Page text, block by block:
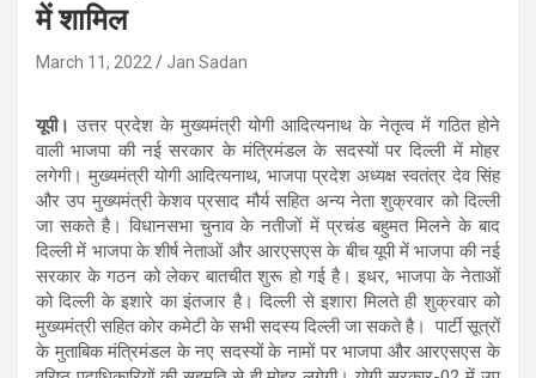
में शामिल
March 11, 2022 Jan Sadan
यूपी। उत्तर प्रदेश के मुख्यमंत्री योगी आदित्यनाथ के नेतृत्व में गठित होने
वाली भाजपा की नई सरकार के मंत्रिमंडल के सदस्यों पर दिल्ली में मोहर
लगेगी। मुख्यमंत्री योगी आदित्यनाथ, भाजपा प्रदेश अध्यक्ष स्वतंत्र देव सिंह
और उप मुख्यमंत्री केशव प्रसाद मौर्य सहित अन्य नेता शुक्रवार को दिल्ली
जा सकते है। विधानसभा चुनाव के नतीजों में प्रचंड बहुमत मिलने के बाद
दिल्ली में भाजपा के शीर्ष नेताओं और आरएसएस के बीच यूपी में भाजपा की नई
सरकार के गठन को लेकर बातचीत शुरू हो गई है। इधर, भाजपा के नेताओं
को दिल्ली के इशारे का इंतजार है। दिल्ली से इशारा मिलते ही शुक्रवार को
मुख्यमंत्री सहित कोर कमेटी के सभी सदस्य दिल्ली जा सकते है। पार्टी सूत्रों
के मुताबिक मंत्रिमंडल के नए सदस्यों के नामों पर भाजपा और आरएसएस के